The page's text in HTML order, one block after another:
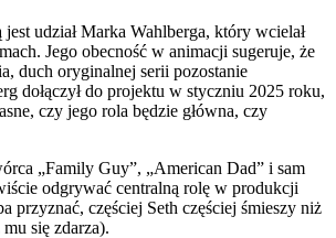
udział Marka Wahlberga, który wcielał
Jego obecność w animacji sugeruje, że
duch oryginalnej serii pozostanie
dołączył do projektu w styczniu 2025 roku,
czy jego rola będzie główna, czy
„Family Guy”, „American Dad” i sam
odgrywać centralną rolę w produkcji
przyznać, częściej Seth częściej śmieszy niż
się zdarza).